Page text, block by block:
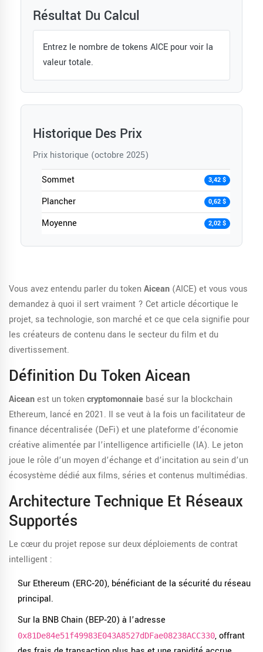
Résultat Du Calcul
Entrez le nombre de tokens AICE pour voir la
valeur totale.
Historique Des Prix
Prix historique (octobre 2025)
Sommet
3,42 $
Plancher 0,62 $
Moyenne 2,02 $
Vous avez entendu parler du tokenAicean (AICE) et vous vous
demandez à quoi il sert vraiment ? Cet article décortique le
projet, sa technologie, son marché et ce que cela signifie pour
les créateurs de contenu dans le secteur du film et du
divertissement.
Définition Du Token Aicean
Aiceanest un tokencryptomonnaie basé sur la blockchain
Ethereum, lancé en 2021. Il se veut à la fois un facilitateur de
finance décentralisée (DeFi) et une plateforme d’économie
créative alimentée par l’intelligence artificielle (IA). Le jeton
joue le rôle d’un moyen d’échange et d’incitation au sein d’un
écosystème dédié aux films, séries et contenus multimédias.
Architecture Technique Et Réseaux
Supportés
Le cœur du projet repose sur deux déploiements de contrat
intelligent :
Sur Ethereum (ERC‑20), bénéficiant de la sécurité du réseau
principal.
Sur la BNB Chain (BEP‑20) à l’adresse
0x81De84e51f49983E043A8527dDFae08238ACC330, offrant